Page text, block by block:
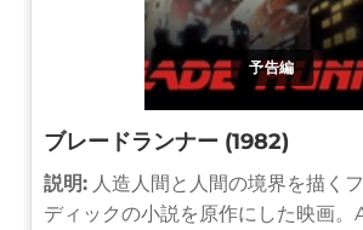
予告編
ブレードランナー (1982)
説明: 人造人間と人間の境界を描く
ディックの小説を原作にした映画。